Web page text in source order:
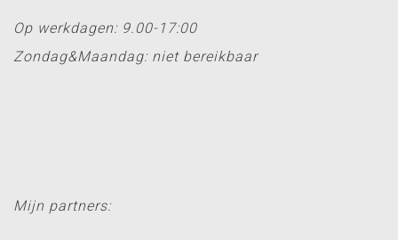
Op werkdagen: 9.00-17:00
Zondag&Maandag: niet bereikbaar
Mijn partners: